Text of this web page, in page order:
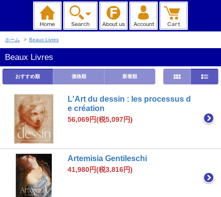
ホーム > Beaux Livres
Beaux Livres
おすすめ順 価格順 新着順
L'Art du dessin : les processus d
e création
56,069円(税5,097円)
Artemisia Gentileschi
41,980円(税3,816円)